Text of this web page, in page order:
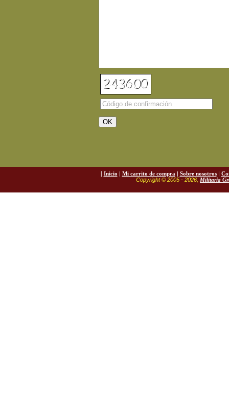
[ Inicio | Mi carrito de compra | Sobre nosotros|
Copyright © 2005 - 2026, Militaria